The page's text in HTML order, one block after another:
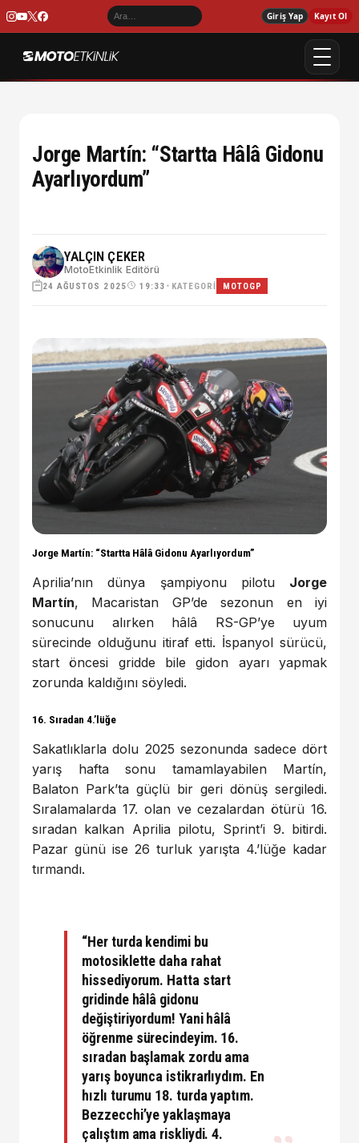
Giriş Yap Kayıt Ol
Jorge Martín: “Startta Hâlâ Gidonu
Ayarlıyordum”
YALÇIN ÇEKER
MotoEtkinlik Editörü
24 AĞUSTOS 2025 19:33 • KATEGORI MOTOGP
Jorge Martín: “Startta Hâlâ Gidonu Ayarlıyordum”
Aprilia’nın dünya şampiyonu pilotu Jorge
Martín, Macaristan GP’de sezonun en iyi
sonucunu alırken hâlâ RS-GP’ye uyum
sürecinde olduğunu itiraf etti. İspanyol sürücü,
start öncesi gridde bile gidon ayarı yapmak
zorunda kaldığını söyledi.
16. Sıradan 4.’lüğe
Sakatlıklarla dolu 2025 sezonunda sadece dört
yarış hafta sonu tamamlayabilen Martín,
Balaton Park’ta güçlü bir geri dönüş sergiledi.
Sıralamalarda 17. olan ve cezalardan ötürü 16.
sıradan kalkan Aprilia pilotu, Sprint’i 9. bitirdi.
Pazar günü ise 26 turluk yarışta 4.’lüğe kadar
tırmandı.
“Her turda kendimi bu
motosiklette daha rahat
hissediyorum. Hatta start
gridinde hâlâ gidonu
değiştiriyordum! Yani hâlâ
öğrenme sürecindeyim. 16.
sıradan başlamak zordu ama
yarış boyunca istikrarlıydım. En
hızlı turumu 18. turda yaptım.
Bezzecchi’ye yaklaşmaya
çalıştım ama riskliydi. 4.